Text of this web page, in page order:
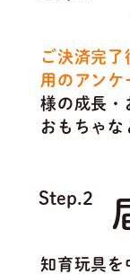
ご決済完
用のアンケ
様の成長・
おもちゃな
Step.2
知育玩具を